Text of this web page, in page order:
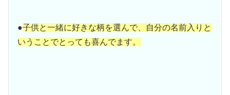
●子供と一緒に好きな柄を選んで、自分の名前入りと
いうことでとっても喜んでます。